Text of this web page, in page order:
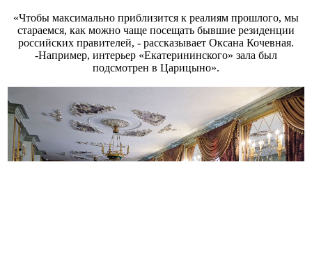
«Чтобы максимально приблизится к реалиям прошлого, мы
стараемся, как можно чаще посещать бывшие резиденции
российских правителей, - рассказывает Оксана Кочевная.
-Например, интерьер «Екатерининского» зала был
подсмотрен в Царицыно».